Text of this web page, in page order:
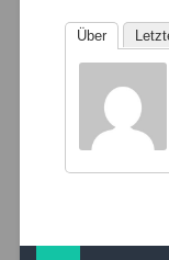
Über